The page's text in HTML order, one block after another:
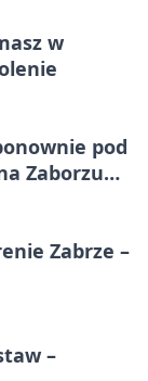
w
pod
Zaborzu
Zabrze –
–